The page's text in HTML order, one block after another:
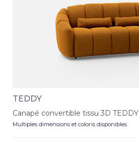
TEDDY
Canapé convertible tissu 3D TEDDY
Multiples dimensions et coloris disponibles